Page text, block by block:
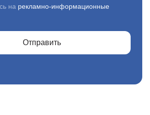
на рекламно-информационные
Отправить